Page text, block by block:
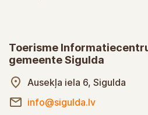
Toerisme
gemeente Sigulda
Ausekļa iela 6, Sigulda
info@sigulda.lv